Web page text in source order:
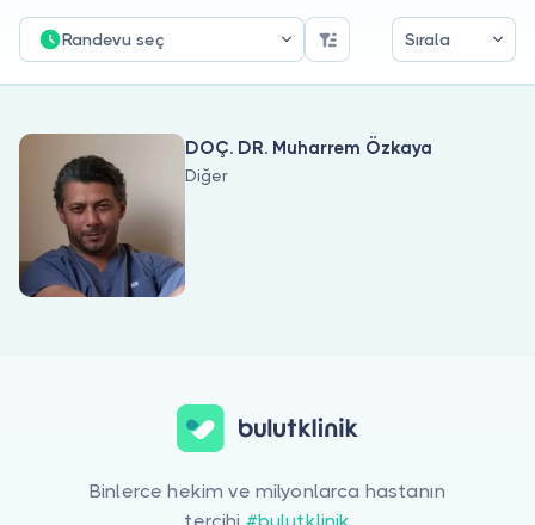
Hastalar için
Doktorlar için
Doktor musunuz?
Randevu seç Sırala
DOÇ. DR. Muharrem Özkaya
Diğer
Binlerce hekim ve milyonlarca hastanın